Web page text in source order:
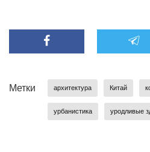
Метки архитектура Китай
урбанистика уродливые